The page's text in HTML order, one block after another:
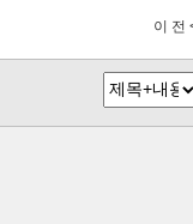
이 전